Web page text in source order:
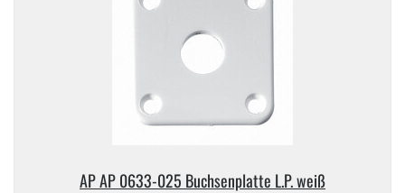
AP AP 0633-​025 Buchsenplatte L.​P. weiß